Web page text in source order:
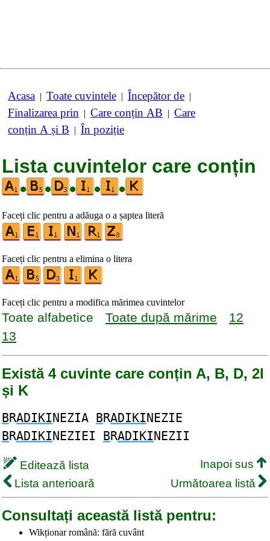
Acasa | Toate cuvintele | Începător de |
Finalizarea prin | Care conțin AB | Care
conțin A și B | În poziție
Lista cuvintelor care conțin
•
• • • •
Faceți clic pentru a adăuga o a șaptea literă
Faceți clic pentru a elimina o litera
Faceți clic pentru a modifica mărimea cuvintelor
Toate alfabetice Toate după mărime
12
13
Există 4 cuvinte care conțin A, B, D, 2I
și K
BRADIKINEZIA BRADIKINEZIE
BRADIKINEZIEI BRADIKINEZII
Editează lista
Inapoi sus
Lista anterioară
Următoarea listă
Consultați această listă pentru:
Wikționar română: fără cuvânt